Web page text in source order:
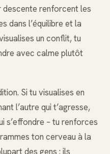
descente renforcent les
dans l’équilibre et la
un conflit, tu
avec calme plutôt
Si tu visualises en
l’autre qui t’agresse,
s’effondre – tu renforces
ton cerveau à la
des gens : ils